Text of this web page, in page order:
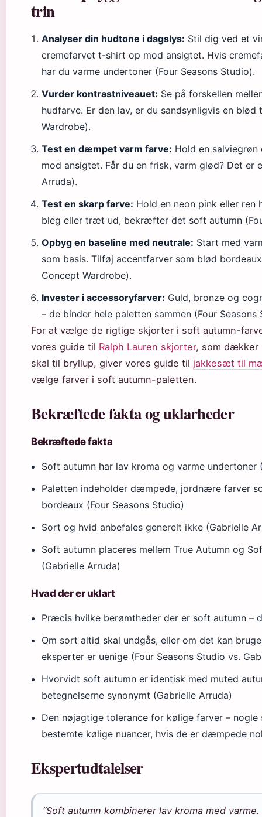
trin
Analyser din hudtone i dagslys: Stil dig ved et
cremefarvet t-shirt op mod ansigtet. Hvis
har du varme undertoner (Four Seasons Studio).
Vurder kontrastniveauet: Se på forskellen
hudfarve. Er den lav, er du sandsynligvis en blød
Wardrobe).
Test en dæmpet varm farve: Hold en
mod ansigtet. Får du en frisk, varm glød? Det er
Arruda).
Test en skarp farve: Hold en neon pink eller ren
bleg eller træt ud, bekræfter det soft autumn
Opbyg en baseline med neutrale: Start med
som basis. Tilføj accentfarver som blød
Concept Wardrobe).
Invester i accessoryfarver: Guld, bronze og
– de binder hele paletten sammen (Four Seasons
For at vælge de rigtige skjorter i soft autumn-
vores guide til Ralph Lauren skjorter, som dækker
skal til bryllup, giver vores guide til jakkesæt til
vælge farver i soft autumn-paletten.
Bekræftede fakta og uklarheder
Bekræftede fakta
Soft autumn har lav kroma og varme undertoner
Paletten indeholder dæmpede, jordnære farver
bordeaux (Four Seasons Studio)
Sort og hvid anbefales generelt ikke (Gabrielle
Soft autumn placeres mellem True Autumn og
(Gabrielle Arruda)
Hvad der er uklart
Præcis hvilke berømtheder der er soft autumn –
Om sort altid skal undgås, eller om det kan
eksperter er uenige (Four Seasons Studio vs.
Hvorvidt soft autumn er identisk med muted
betegnelserne synonymt (Gabrielle Arruda)
Den nøjagtige tolerance for kølige farver –
bestemte kølige nuancer, hvis de er dæmpede
Ekspertudtalelser
“Soft autumn kombinerer lav kroma med